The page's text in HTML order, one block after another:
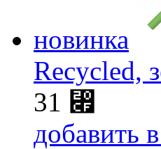
новинка
Recycled,
31 ⃏
добавить